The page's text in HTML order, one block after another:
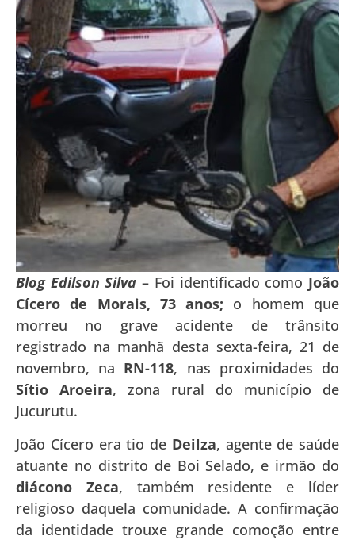
Blog Edilson Silva – Foi identificado como João
Cícero de Morais, 73 anos; o homem que
morreu no grave acidente de trânsito
registrado na manhã desta sexta-feira, 21 de
novembro, na RN-118, nas proximidades do
Sítio Aroeira, zona rural do município de
Jucurutu.
João Cícero era tio de Deilza, agente de saúde
atuante no distrito de Boi Selado, e irmão do
diácono Zeca, também residente e líder
religioso daquela comunidade. A confirmação
da identidade trouxe grande comoção entre